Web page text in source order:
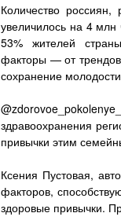
Количество
увеличилось на 4 млн
53% жителей
факторы — от
сохранение
здравоохранения
привычки этим
Ксения Пустовая,
факторов,
здоровые привычки.